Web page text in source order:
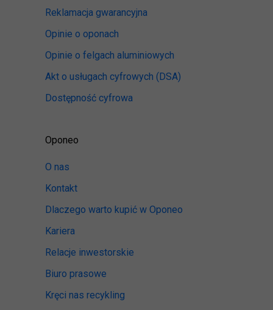
Reklamacja gwarancyjna
Opinie o oponach
Opinie o felgach aluminiowych
Akt o usługach cyfrowych (DSA)
Dostępność cyfrowa
Oponeo
O nas
Kontakt
Dlaczego warto kupić w Oponeo
Kariera
Relacje inwestorskie
Biuro prasowe
Kręci nas recykling